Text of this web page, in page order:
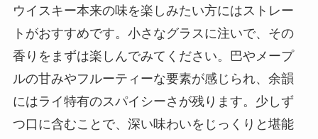
ウイスキー本来の味を楽しみたい方にはストレー
トがおすすめです。小さなグラスに注いで、その
香りをまずは楽しんでみてください。巴やメープ
ルの甘みやフルーティーな要素が感じられ、余韻
にはライ特有のスパイシーさが残ります。少しず
つ口に含むことで、深い味わいをじっくりと堪能